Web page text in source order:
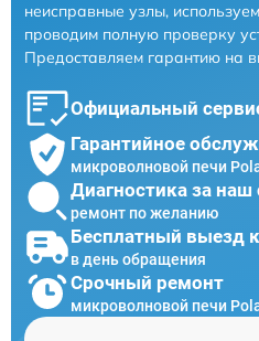
неисправные узлы,
проводим полную проверку
Предоставляем гарантию на
Официальный
Гарантийное
микроволновой печи
Диагностика за наш
ремонт по желанию
Бесплатный выезд
в день обращения
Срочный ремонт
микроволновой печи